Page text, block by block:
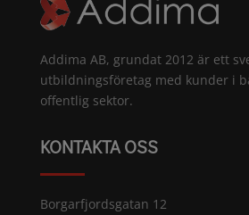
Addima AB, grundat 2012 är ett
utbildningsföretag med kunder i
offentlig sektor.
KONTAKTA OSS
Borgarfjordsgatan 12